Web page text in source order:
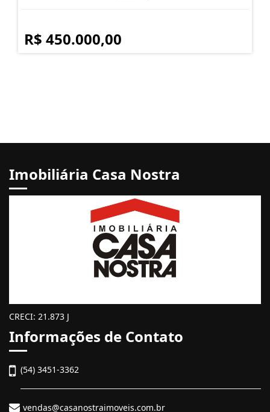
R$ 450.000,00
Imobiliária Casa Nostra
CRECI: 21.873 J
Informações de Contato
(54) 3451-3362
vendas@casanostraimoveis.com.br